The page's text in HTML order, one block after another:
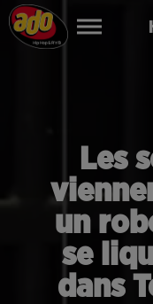
Les
un
se
dans